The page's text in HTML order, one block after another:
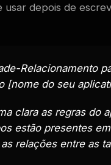
usar depois de
Relacionamento
[nome do seu
clara as regras do
estão presentes
relações entre as